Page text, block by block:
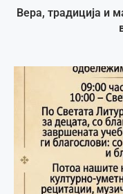
Вера, традиција и